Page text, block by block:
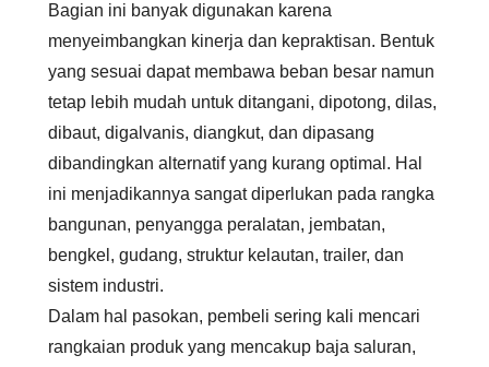
Bagian ini banyak digunakan karena
menyeimbangkan kinerja dan kepraktisan. Bentuk
yang sesuai dapat membawa beban besar namun
tetap lebih mudah untuk ditangani, dipotong, dilas,
dibaut, digalvanis, diangkut, dan dipasang
dibandingkan alternatif yang kurang optimal. Hal
ini menjadikannya sangat diperlukan pada rangka
bangunan, penyangga peralatan, jembatan,
bengkel, gudang, struktur kelautan, trailer, dan
sistem industri.
Dalam hal pasokan, pembeli sering kali mencari
rangkaian produk yang mencakup baja saluran,